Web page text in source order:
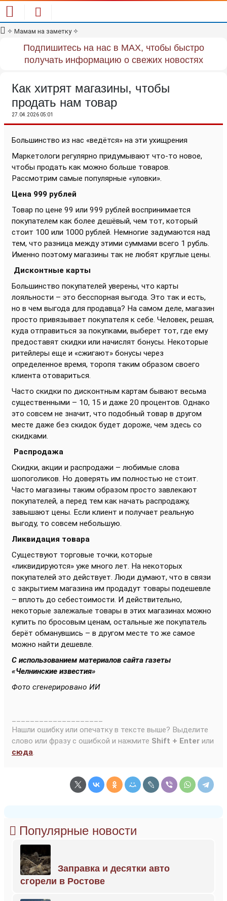
✧ Мамам на заметку✧
Подпишитесь на нас в MAX, чтобы быстро
получать информацию о свежих новостях
Как хитрят магазины, чтобы
продать нам товар
27.04.2026 05:01
Большинство из нас «ведётся» на эти ухищрения
Маркетологи регулярно придумывают что-то новое,
чтобы продать как можно больше товаров.
Рассмотрим самые популярные «уловки».
Цена 999 рублей
Товар по цене 99 или 999 рублей воспринимается
покупателем как более дешёвый, чем тот, который
стоит 100 или 1000 рублей. Немногие задумаются над
тем, что разница между этими суммами всего 1 рубль.
Именно поэтому магазины так не любят круглые цены.
Дисконтные карты
Большинство покупателей уверены, что карты
лояльности – это бесспорная выгода. Это так и есть,
но в чем выгода для продавца? На самом деле, магазин
просто привязывает покупателя к себе. Человек, решая,
куда отправиться за покупками, выберет тот, где ему
предоставят скидки или начислят бонусы. Некоторые
ритейлеры еще и «сжигают» бонусы через
определенное время, торопя таким образом своего
клиента отовариться.
Часто скидки по дисконтным картам бывают весьма
существенными – 10, 15 и даже 20 процентов. Однако
это совсем не значит, что подобный товар в другом
месте даже без скидок будет дороже, чем здесь со
скидками.
Распродажа
Скидки, акции и распродажи – любимые слова
шопоголиков. Но доверять им полностью не стоит.
Часто магазины таким образом просто завлекают
покупателей, а перед тем как начать распродажу,
завышают цены. Если клиент и получает реальную
выгоду, то совсем небольшую.
Ликвидация товара
Существуют торговые точки, которые
«ликвидируются» уже много лет. На некоторых
покупателей это действует. Люди думают, что в связи
с закрытием магазина им продадут товары подешевле
– вплоть до себестоимости. И действительно,
некоторые залежалые товары в этих магазинах можно
купить по бросовым ценам, остальные же покупатель
берёт обманувшись – в другом месте то же самое
можно найти дешевле.
С использованием материалов сайта газеты
«Челнинские известия»
Фото сгенерировано ИИ
Нашли ошибку или опечатку в тексте выше? Выделите
слово или фразу с ошибкой и нажмите Shift + Enter или
сюда.
Популярные новости
Заправка и десятки авто
сгорели в Ростове